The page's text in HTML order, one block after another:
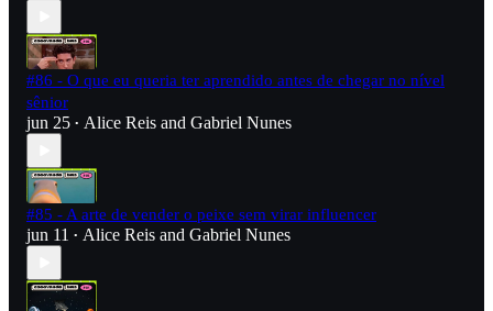
#86 - O que eu queria ter aprendido antes de chegar no nível
sênior
jun 25 • Alice Reis and Gabriel Nunes
#85 - A arte de vender o peixe sem virar influencer
jun 11 • Alice Reis and Gabriel Nunes